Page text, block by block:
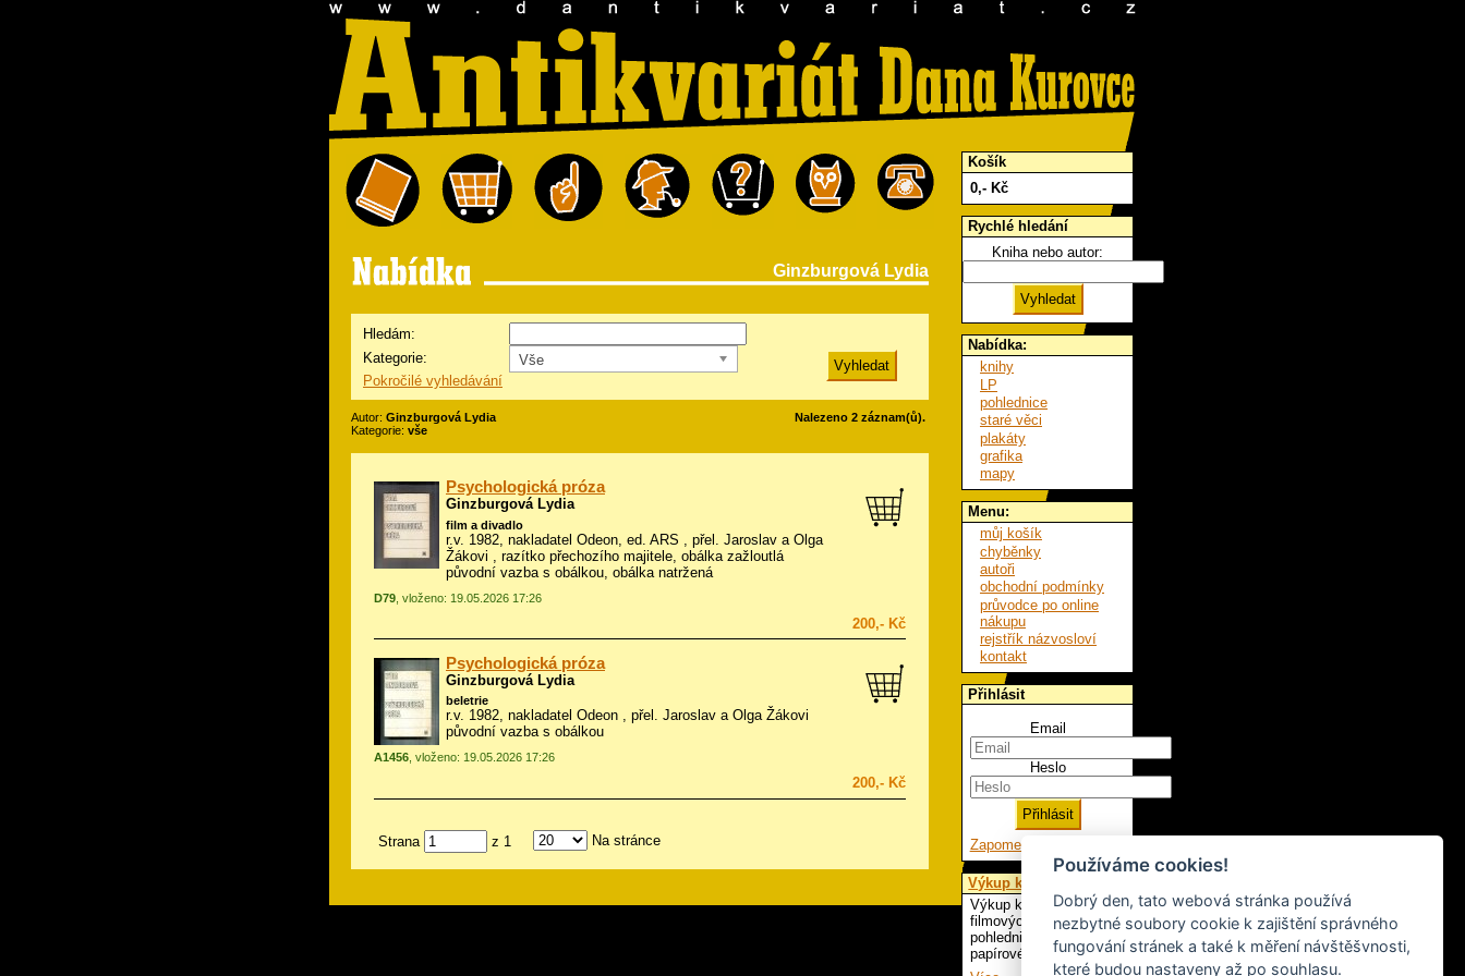
Ginzburgová Lydia
Hledám:
Kategorie:
Vše
Pokročilé vyhledávání
Autor: Ginzburgová Lydia
Kategorie: vše
Nalezeno 2 záznam(ů).
Psychologická próza
Ginzburgová Lydia
film a divadlo
r.v. 1982, nakladatel Odeon, ed. ARS , přel. Jaroslav a Olga
Žákovi , razítko přechozího majitele, obálka zažloutlá
původní vazba s obálkou, obálka natržená
D79 , vloženo: 19.05.2026 17:26
200,- Kč
Psychologická próza
Ginzburgová Lydia
beletrie
r.v. 1982, nakladatel Odeon , přel. Jaroslav a Olga Žákovi
původní vazba s obálkou
A1456 , vloženo: 19.05.2026 17:26
200,- Kč
Strana z 1 Na stránce
Košík
0,- Kč
Rychlé hledání
Kniha nebo autor:
Nabídka:
knihy
LP
pohlednice
staré věci
plakáty
grafika
mapy
Menu:
můj košík
chyběnky
autoři
obchodní podmínky
průvodce po online
nákupu
rejstřík názvosloví
kontakt
Přihlásit
Email
Heslo
Zapomenuté heslo
Výkup knih
Výkup knih, LP,
filmových plakátů,
pohlednic a ostatního
papírového artiklu.
Používáme cookies!
Dobrý den, tato webová stránka používá
nezbytné soubory cookie k zajištění správného
fungování stránek a také k měření návštěšvnosti,
které budou nastaveny až po souhlasu.